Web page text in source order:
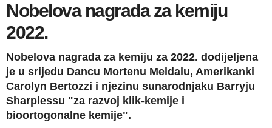
Nobelova nagrada za kemiju
2022.
Nobelova nagrada za kemiju za 2022. dodijeljena
je u srijedu Dancu Mortenu Meldalu, Amerikanki
Carolyn Bertozzi i njezinu sunarodnjaku Barryju
Sharplessu "za razvoj klik-kemije i
bioortogonalne kemije".